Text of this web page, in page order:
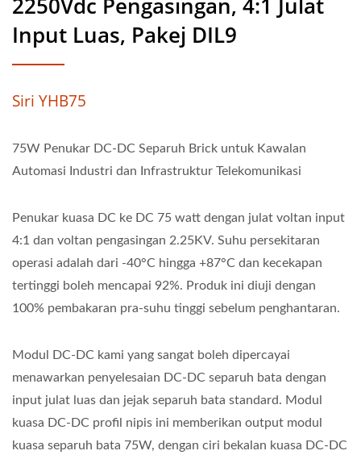
Input Luas, Pakej DIL9
Siri YHB75
75W Penukar DC-DC Separuh Brick untuk Kawalan
Automasi Industri dan Infrastruktur Telekomunikasi
Penukar kuasa DC ke DC 75 watt dengan julat voltan input
4:1 dan voltan pengasingan 2.25KV. Suhu persekitaran
operasi adalah dari -40°C hingga +87°C dan kecekapan
tertinggi boleh mencapai 92%. Produk ini diuji dengan
100% pembakaran pra-suhu tinggi sebelum penghantaran.
Modul DC-DC kami yang sangat boleh dipercayai
menawarkan penyelesaian DC-DC separuh bata dengan
input julat luas dan jejak separuh bata standard. Modul
kuasa DC-DC profil nipis ini memberikan output modul
kuasa separuh bata 75W, dengan ciri bekalan kuasa DC-DC